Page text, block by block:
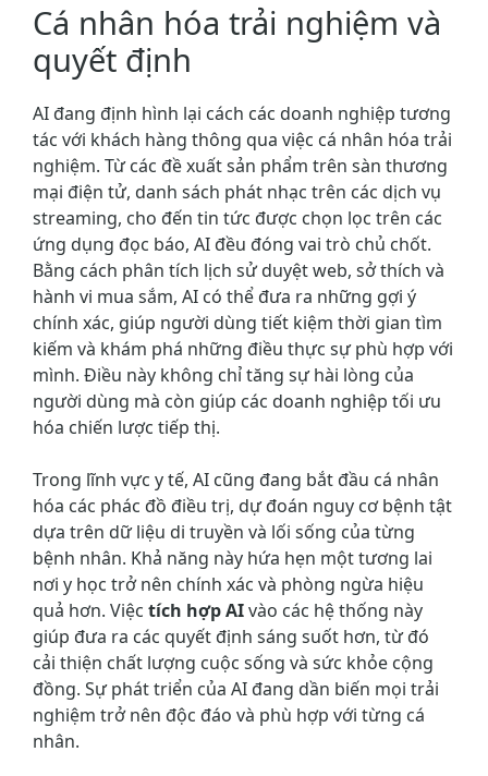
Cá nhân hóa trải nghiệm và
quyết định
AI đang định hình lại cách các doanh nghiệp tương
tác với khách hàng thông qua việc cá nhân hóa trải
nghiệm. Từ các đề xuất sản phẩm trên sàn thương
mại điện tử, danh sách phát nhạc trên các dịch vụ
streaming, cho đến tin tức được chọn lọc trên các
ứng dụng đọc báo, AI đều đóng vai trò chủ chốt.
Bằng cách phân tích lịch sử duyệt web, sở thích và
hành vi mua sắm, AI có thể đưa ra những gợi ý
chính xác, giúp người dùng tiết kiệm thời gian tìm
kiếm và khám phá những điều thực sự phù hợp với
mình. Điều này không chỉ tăng sự hài lòng của
người dùng mà còn giúp các doanh nghiệp tối ưu
hóa chiến lược tiếp thị.
Trong lĩnh vực y tế, AI cũng đang bắt đầu cá nhân
hóa các phác đồ điều trị, dự đoán nguy cơ bệnh tật
dựa trên dữ liệu di truyền và lối sống của từng
bệnh nhân. Khả năng này hứa hẹn một tương lai
nơi y học trở nên chính xác và phòng ngừa hiệu
quả hơn. Việc tích hợp AIvào các hệ thống này
giúp đưa ra các quyết định sáng suốt hơn, từ đó
cải thiện chất lượng cuộc sống và sức khỏe cộng
đồng. Sự phát triển của AI đang dần biến mọi trải
nghiệm trở nên độc đáo và phù hợp với từng cá
nhân.